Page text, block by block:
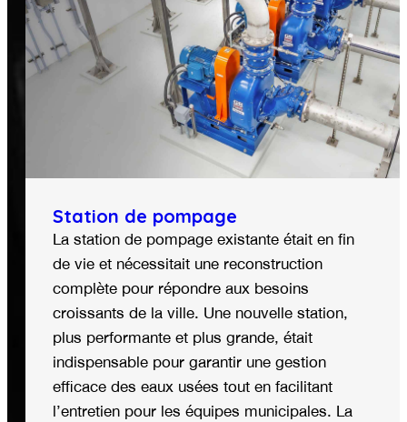
Station de pompage
La station de pompage existante était en fin
de vie et nécessitait une reconstruction
complète pour répondre aux besoins
croissants de la ville. Une nouvelle station,
plus performante et plus grande, était
indispensable pour garantir une gestion
efficace des eaux usées tout en facilitant
l’entretien pour les équipes municipales. La